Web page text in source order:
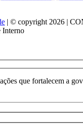
| © copyright 2026 |
Interno
que fortalecem a